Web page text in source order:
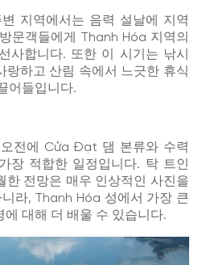
지역에서는 음력 설날에 지역
문객들에게 Thanh Hóa 지역의
사합니다. 또한 이 시기는 낚시
랑하고 산림 속에서 느긋한 휴식
어들입니다.
전에 Cửa Đạt 댐 본류와 수력
장 적합한 일정입니다. 탁 트인
한 전망은 매우 인상적인 사진을
라, Thanh Hóa 성에서 가장 큰
대해 더 배울 수 있습니다.